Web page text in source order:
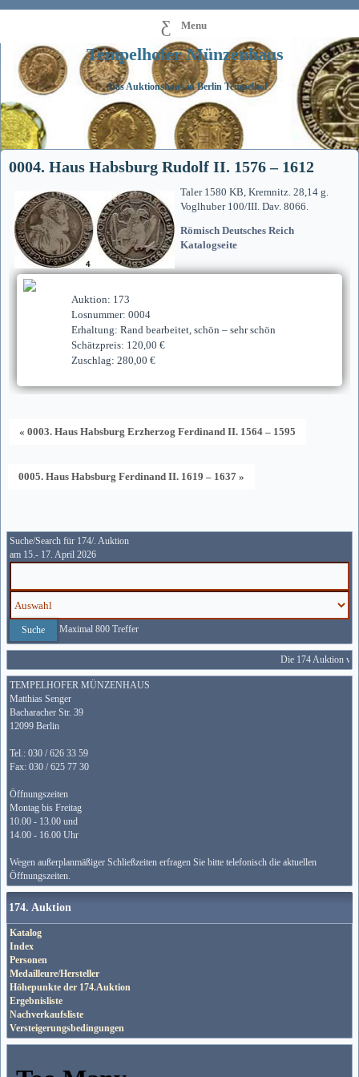
Menu
Tempelhofer Münzenhaus
Das Auktionshaus in Berlin Tempelhof
0004. Haus Habsburg Rudolf II. 1576 – 1612
Taler 1580 KB, Kremnitz. 28,14 g.
Voglhuber 100/III. Dav. 8066.
Römisch Deutsches Reich
Katalogseite
Auktion: 173
Losnummer: 0004
Erhaltung: Rand bearbeitet, schön – sehr schön
Schätzpreis: 120,00 €
Zuschlag: 280,00 €
« 0003. Haus Habsburg Erzherzog Ferdinand II. 1564 – 1595
0005. Haus Habsburg Ferdinand II. 1619 – 1637 »
Suche/Search für 174/. Auktion
am 15.- 17. April 2026
Maximal 800 Treffer
Die 174 Auktion
TEMPELHOFER MÜNZENHAUS
Matthias Senger
Bacharacher Str. 39
12099 Berlin
Tel.: 030 / 626 33 59
Fax: 030 / 625 77 30
Öffnungszeiten
Montag bis Freitag
10.00 - 13.00 und
14.00 - 16.00 Uhr
Wegen außerplanmäßiger Schließzeiten erfragen Sie bitte telefonisch die aktuellen
Öffnungszeiten.
174. Auktion
Katalog
Index
Personen
Medailleure/Hersteller
Höhepunkte der 174.Auktion
Ergebnisliste
Nachverkaufsliste
Versteigerungsbedingungen